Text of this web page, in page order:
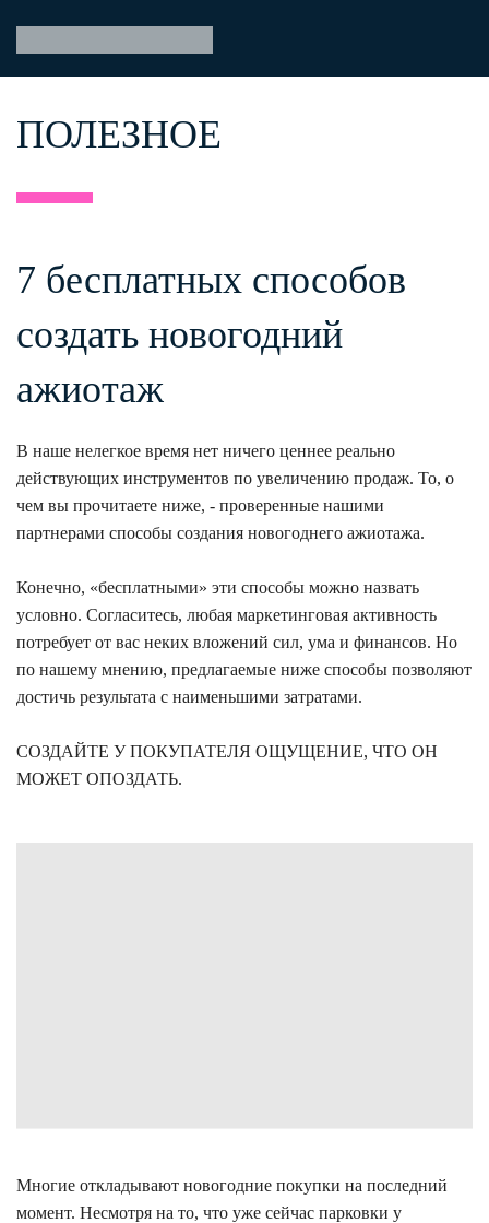
ПОЛЕЗНОЕ
7 бесплатных способов
создать новогодний
ажиотаж
В наше нелегкое время нет ничего ценнее реально
действующих инструментов по увеличению продаж. То, о
чем вы прочитаете ниже, - проверенные нашими
партнерами способы создания новогоднего ажиотажа.
Конечно, «бесплатными» эти способы можно назвать
условно. Согласитесь, любая маркетинговая активность
потребует от вас неких вложений сил, ума и финансов. Но
по нашему мнению, предлагаемые ниже способы позволяют
достичь результата с наименьшими затратами.
СОЗДАЙТЕ У ПОКУПАТЕЛЯ ОЩУЩЕНИЕ, ЧТО ОН
МОЖЕТ ОПОЗДАТЬ.
Многие откладывают новогодние покупки на последний
момент. Несмотря на то, что уже сейчас парковки у